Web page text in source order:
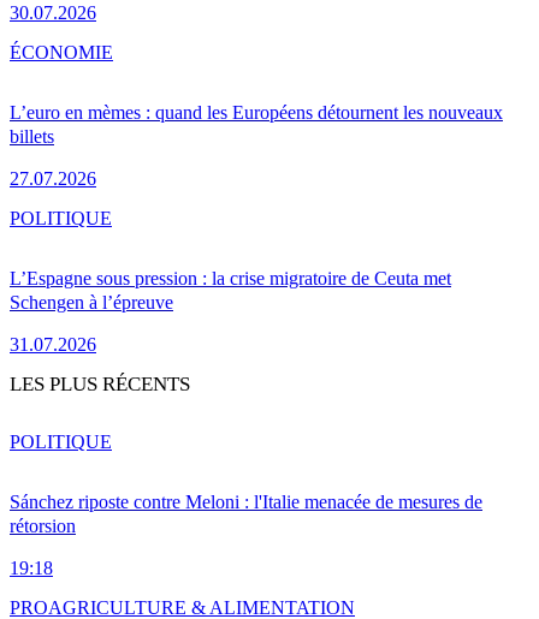
30.07.2026
L’euro en mèmes : quand les Européens détournent les nouveaux
billets
27.07.2026
ÉCONOMIE
L’Espagne sous pression : la crise migratoire de Ceuta met
Schengen à l’épreuve
31.07.2026
POLITIQUE
LES PLUS RÉCENTS
Sánchez riposte contre Meloni : l'Italie menacée de mesures de
rétorsion
19:18
POLITIQUE
PROAGRICULTURE & ALIMENTATION